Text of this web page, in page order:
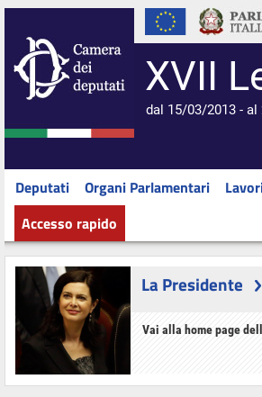
XVII
dal 15/03/2013 -
Deputati Organi Parlamentari
Accesso rapido
La Presidente
Vai alla home page